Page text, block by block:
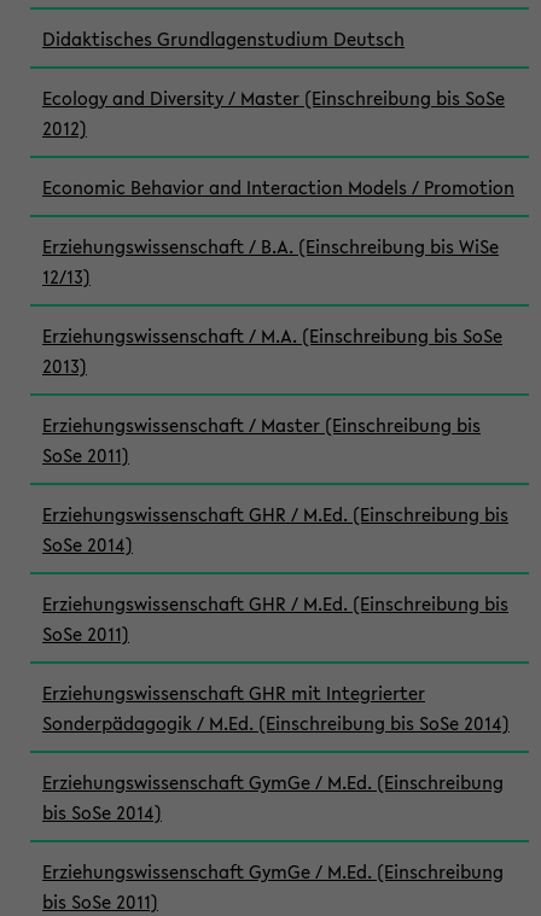
Didaktisches Grundlagenstudium Deutsch
Ecology and Diversity / Master (Einschreibung bis SoSe
2012)
Economic Behavior and Interaction Models / Promotion
Erziehungswissenschaft / B.A. (Einschreibung bis WiSe
12/13)
Erziehungswissenschaft / M.A. (Einschreibung bis SoSe
2013)
Erziehungswissenschaft / Master (Einschreibung bis
SoSe 2011)
Erziehungswissenschaft GHR / M.Ed. (Einschreibung bis
SoSe 2014)
Erziehungswissenschaft GHR / M.Ed. (Einschreibung bis
SoSe 2011)
Erziehungswissenschaft GHR mit Integrierter
Sonderpädagogik / M.Ed. (Einschreibung bis SoSe 2014)
Erziehungswissenschaft GymGe / M.Ed. (Einschreibung
bis SoSe 2014)
Erziehungswissenschaft GymGe / M.Ed. (Einschreibung
bis SoSe 2011)